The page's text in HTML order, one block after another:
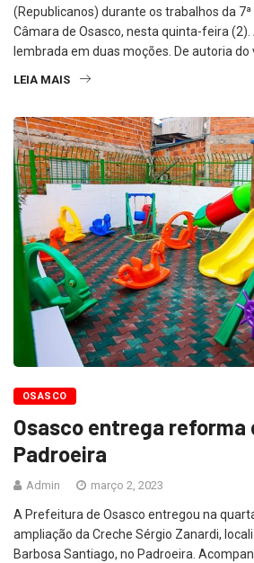
(Republicanos) durante os trabalhos da
Câmara de Osasco, nesta quinta-feira
lembrada em duas moções. De autoria do
LEIA MAIS
OSASCO
Osasco entrega reforma
Padroeira
Admin março 2, 2023
A Prefeitura de Osasco entregou na
ampliação da Creche Sérgio Zanardi,
Barbosa Santiago, no Padroeira.